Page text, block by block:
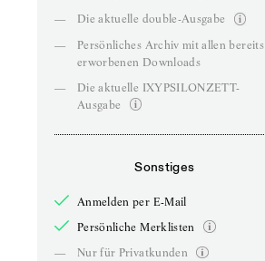
—
Die aktuelle double-Ausgabe
—
Persönliches Archiv mit allen bereits
erworbenen Downloads
—
Die aktuelle IXYPSILONZETT-
Ausgabe
Sonstiges
Anmelden per E-Mail
Persönliche Merklisten
—
Nur für Privatkunden